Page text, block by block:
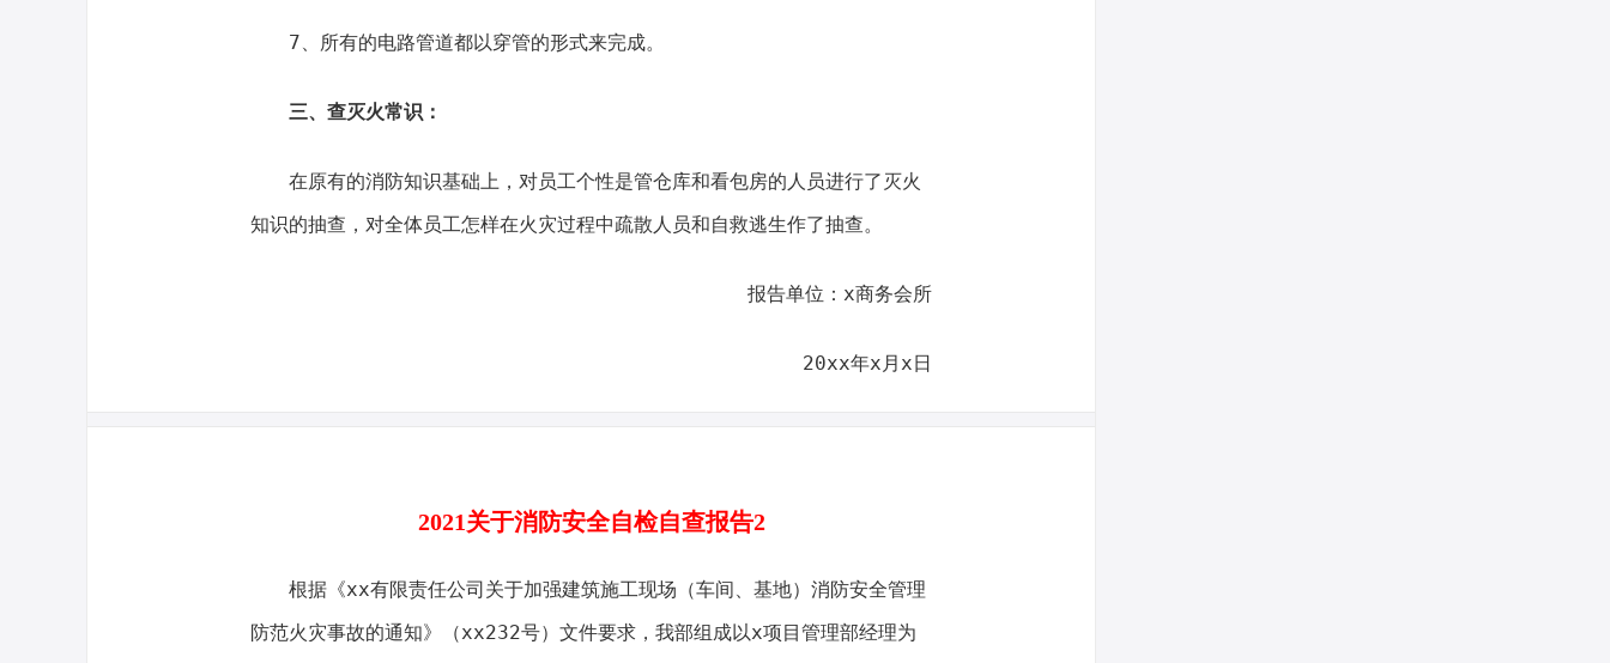
7、所有的电路管道都以穿管的形式来完成。
三、查灭火常识：
在原有的消防知识基础上，对员工个性是管仓库和看包房的人员进行了灭火
知识的抽查，对全体员工怎样在火灾过程中疏散人员和自救逃生作了抽查。
报告单位：x商务会所
20xx年x月x日
2021关于消防安全自检自查报告2
根据《xx有限责任公司关于加强建筑施工现场（车间、基地）消防安全管理
防范火灾事故的通知》（xx232号）文件要求，我部组成以x项目管理部经理为